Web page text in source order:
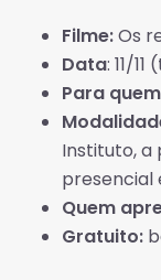
Filme:Os
Data: 11/
Para
Instituto, a
presencial
Quem
Gratuito: